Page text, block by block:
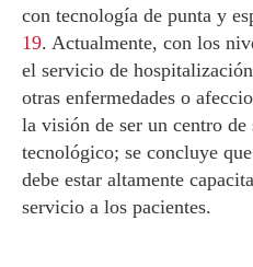
con tecnología de punta y
19. Actualmente, con los
el servicio de
otras enfermedades o
la visión de ser un centro
tecnológico; se concluye
debe estar altamente
servicio a los pacientes.